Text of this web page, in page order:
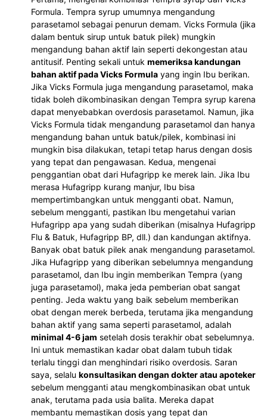
Formula. Tempra syrup umumnya mengandung
parasetamol sebagai penurun demam. Vicks Formula (jika
dalam bentuk sirup untuk batuk pilek) mungkin
mengandung bahan aktif lain seperti dekongestan atau
antitusif. Penting sekali untuk memeriksa kandungan
bahan aktif pada Vicks Formula yang ingin Ibu berikan.
Jika Vicks Formula juga mengandung parasetamol, maka
tidak boleh dikombinasikan dengan Tempra syrup karena
dapat menyebabkan overdosis parasetamol. Namun, jika
Vicks Formula tidak mengandung parasetamol dan hanya
mengandung bahan untuk batuk/pilek, kombinasi ini
mungkin bisa dilakukan, tetapi tetap harus dengan dosis
yang tepat dan pengawasan. Kedua, mengenai
penggantian obat dari Hufagripp ke merek lain. Jika Ibu
merasa Hufagripp kurang manjur, Ibu bisa
mempertimbangkan untuk mengganti obat. Namun,
sebelum mengganti, pastikan Ibu mengetahui varian
Hufagripp apa yang sudah diberikan (misalnya Hufagripp
Flu & Batuk, Hufagripp BP, dll.) dan kandungan aktifnya.
Banyak obat batuk pilek anak mengandung parasetamol.
Jika Hufagripp yang diberikan sebelumnya mengandung
parasetamol, dan Ibu ingin memberikan Tempra (yang
juga parasetamol), maka jeda pemberian obat sangat
penting. Jeda waktu yang baik sebelum memberikan
obat dengan merek berbeda, terutama jika mengandung
bahan aktif yang sama seperti parasetamol, adalah
minimal 4-6 jam setelah dosis terakhir obat sebelumnya.
Ini untuk memastikan kadar obat dalam tubuh tidak
terlalu tinggi dan menghindari risiko overdosis. Saran
saya, selalu konsultasikan dengan dokter atau apoteker
sebelum mengganti atau mengkombinasikan obat untuk
anak, terutama pada usia balita. Mereka dapat
membantu memastikan dosis yang tepat dan